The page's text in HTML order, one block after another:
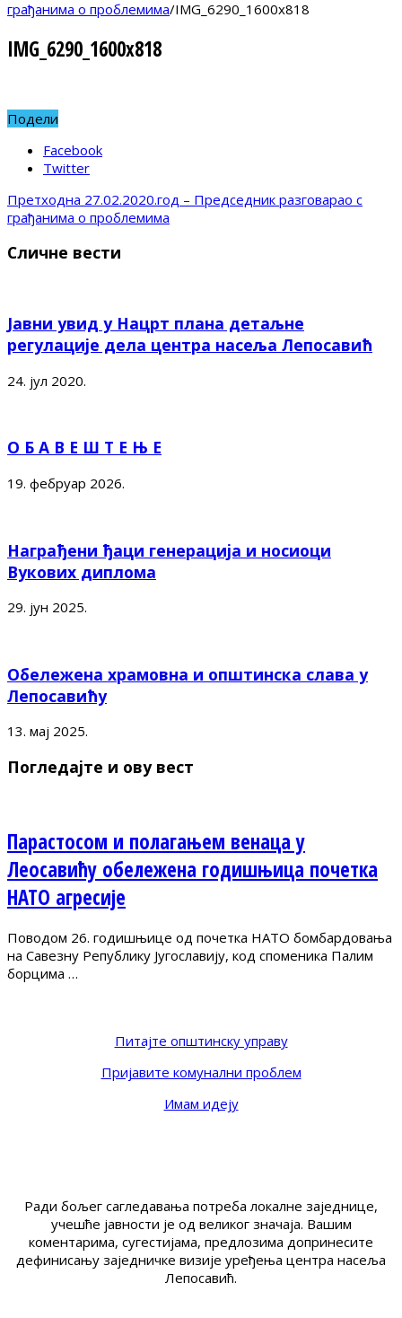
грађанима о проблемима/IMG_6290_1600x818
IMG_6290_1600x818
Подели
Facebook
Twitter
Претходна 27.02.2020.год – Председник разговарао с
грађанима о проблемима
Сличне вести
Јавни увид у Нацрт плана детаљне
регулације дела центра насеља Лепосавић
24. јул 2020.
О Б А В Е Ш Т Е Њ Е
19. фебруар 2026.
Награђени ђаци генерација и носиоци
Вукових диплома
29. јун 2025.
Обележена храмовна и општинска слава у
Лепосавићу
13. мај 2025.
Погледајте и ову вест
Парастосом и полагањем венаца у
Леосавићу обележена годишњица почетка
НАТО агресије
Поводом 26. годишњице од почетка НАТО бомбардовања
на Савезну Републику Југославију, код споменика Палим
борцима …
Питајте општинску управу
Пријавите комунални проблем
Имам идеју
Ради бољег сагледавања потреба локалне заједнице,
учешће јавности је од великог значаја. Вашим
коментарима, сугестијама, предлозима допринесите
дефинисању заједничке визије уређења центра насеља
Лепосавић.